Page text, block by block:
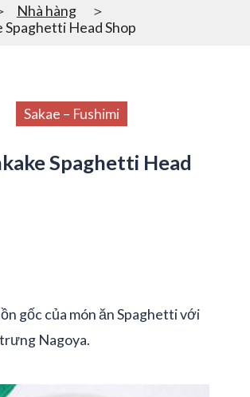
Nhà hàng
Spaghetti Head Shop
Sakae – Fushimi
Spaghetti Head
gốc của món ăn Spaghetti với
Nagoya.